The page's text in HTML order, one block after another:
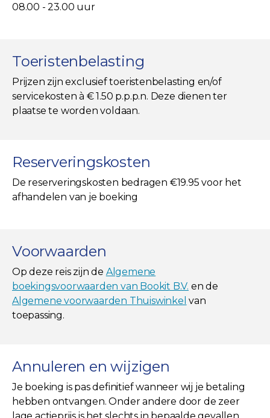
08.00 - 23.00 uur
Toeristenbelasting
Prijzen zijn exclusief toeristenbelasting en/of
servicekosten à € 1.50 p.p.p.n. Deze dienen ter
plaatse te worden voldaan.
Reserveringskosten
De reserveringskosten bedragen €19.95 voor het
afhandelen van je boeking
Voorwaarden
Op deze reis zijn de Algemene
boekingsvoorwaarden van Bookit B.V. en de
Algemene voorwaarden Thuiswinkel van
toepassing.
Annuleren en wijzigen
Je boeking is pas definitief wanneer wij je betaling
hebben ontvangen. Onder andere door de zeer
lage actieprijs is het slechts in bepaalde gevallen